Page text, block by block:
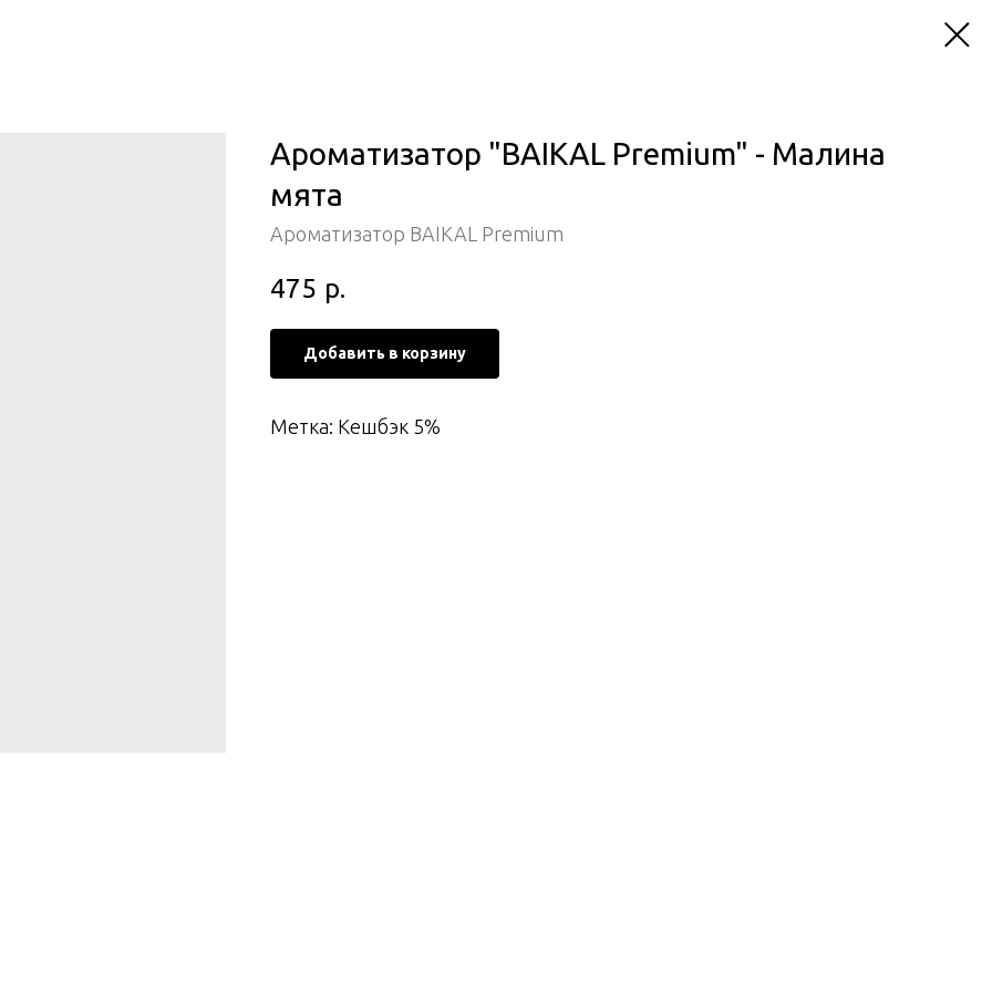
Ароматизатор "BAIKAL Premium" - Малина
мята
Ароматизатор BAIKAL Premium
475 р.
Добавить в корзину
Метка: Кешбэк 5%